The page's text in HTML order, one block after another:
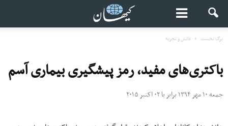
برگ نخست دانش و تجربه
باکتری‌های مفید، رمز پیشگیری بیماری آسم
جمعه ۱۰ مهر ۱۳۹۴ برابر با ۰۲ اکتبر ۲۰۱۵